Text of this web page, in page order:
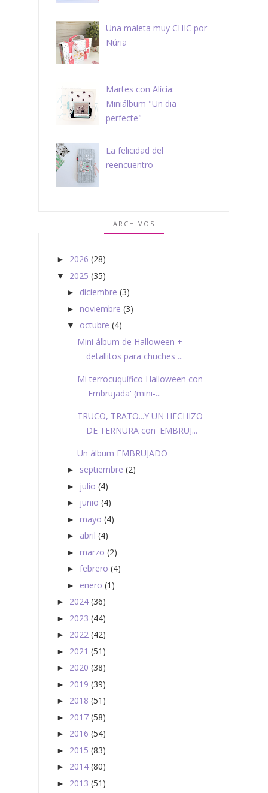
Una maleta muy CHIC por
Núria
Martes con Alícia:
Miniálbum "Un dia
perfecte"
La felicidad del
reencuentro
ARCHIVOS
► 2026 (28)
▼ 2025 (35)
► diciembre (3)
► noviembre (3)
▼ octubre (4)
Mini álbum de Halloween +
detallitos para chuches ...
Mi terrocuquífico Halloween con
'Embrujada' (mini-...
TRUCO, TRATO...Y UN HECHIZO
DE TERNURA con 'EMBRUJ...
Un álbum EMBRUJADO
► septiembre (2)
► julio (4)
► junio (4)
► mayo (4)
► abril (4)
► marzo (2)
► febrero (4)
► enero (1)
► 2024 (36)
► 2023 (44)
► 2022 (42)
► 2021 (51)
► 2020 (38)
► 2019 (39)
► 2018 (51)
► 2017 (58)
► 2016 (54)
► 2015 (83)
► 2014 (80)
► 2013 (51)